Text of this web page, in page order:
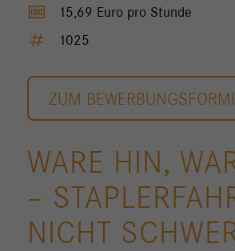
money 15,69 Euro pro Stunde
tag 1025
ZUM
WARE HIN,
–
NICHT